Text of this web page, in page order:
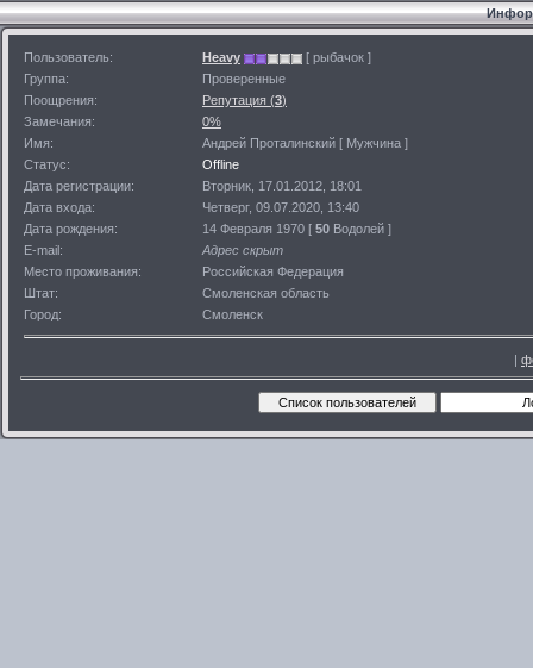
Пользователь: Heavy
[ рыбачок ]
Группа:
Проверенные
Поощрения:
Репутация (3)
Замечания:
0%
Имя:
Андрей Проталинский [ Мужчина ]
Статус:
Offline
Дата регистрации:
Вторник, 17.01.2012, 18:01
Дата входа:
Четверг, 09.07.2020, 13:40
Дата рождения:
14 Февраля 1970 [ 50 Водолей ]
E-mail:
Адрес скрыт
Место проживания:
Российская Федерация
Штат:
Смоленская область
Город:
Смоленск
|